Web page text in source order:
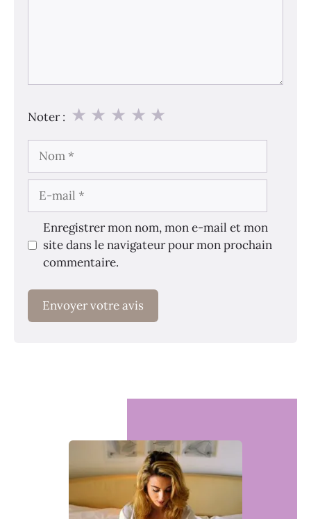
Noter : ★
★
★
★
★
Nom
E-
mail
Enregistrer mon nom, mon e-mail et mon
site dans le navigateur pour mon prochain
commentaire.